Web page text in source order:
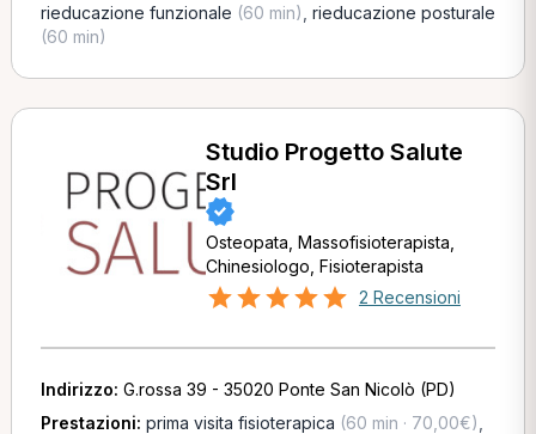
rieducazione funzionale (60 min) rieducazione posturale
(60 min)
Studio Progetto Salute
Srl
Osteopata, Massofisioterapista,
Chinesiologo, Fisioterapista
2 Recensioni
Indirizzo: G.rossa 39 - 35020 Ponte San Nicolò (PD)
Prestazioni: prima visita fisioterapica (60 min · 70,00€)